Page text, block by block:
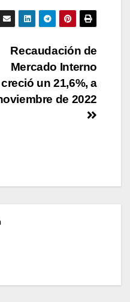
Recaudación de
Mercado Interno
creció un 21,6%, a
de 2022